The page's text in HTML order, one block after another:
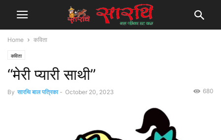
Home कविता
कविता
“मेरी प्यारी साथी”
By सारथि बाल पत्रिका - October 20, 2023 680